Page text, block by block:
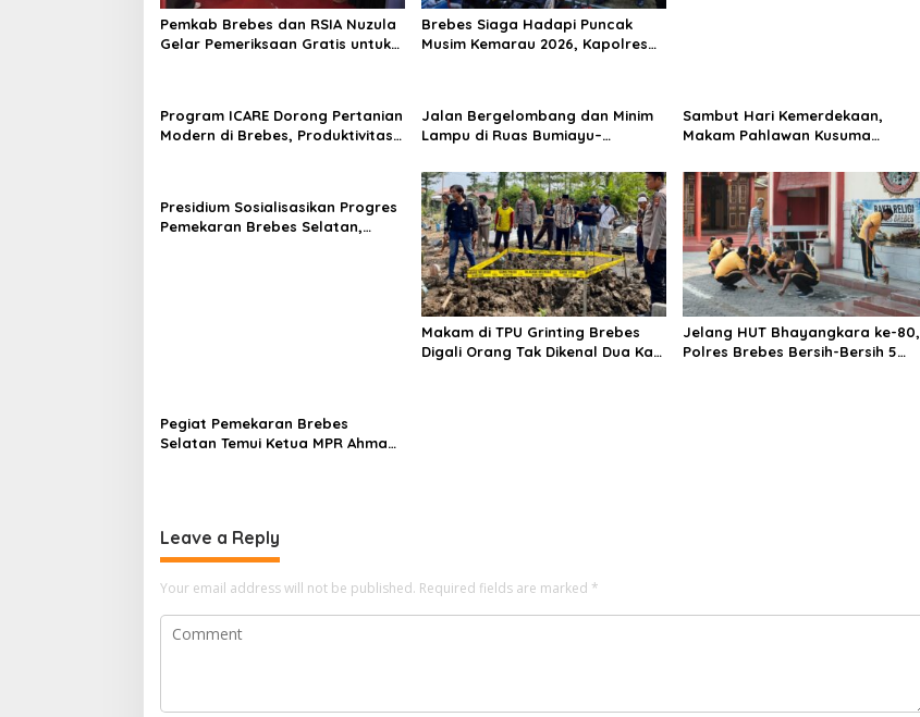
Pemkab Brebes dan RSIA Nuzula
Gelar Pemeriksaan Gratis untuk
Brebes Siaga Hadapi Puncak
Musim Kemarau 2026, Kapolres
Program ICARE Dorong Pertanian
Modern di Brebes, Produktivitas
Jalan Bergelombang dan Minim
Lampu di Ruas Bumiayu–
Innova Hantam Pohon di
Bantarkawung
Sambut Hari Kemerdekaan,
Makam Pahlawan Kusuma
Dibersihkan
Presidium Sosialisasikan Progres
Pemekaran Brebes Selatan,
Makam di TPU Grinting Brebes
Digali Orang Tak Dikenal Dua Kali,
Jelang HUT Bhayangkara ke-80,
Polres Brebes Bersih-Bersih 5
Pegiat Pemekaran Brebes
Selatan Temui Ketua MPR Ahmad
Leave a Reply
Your email address will not be published. Required fields are marked *